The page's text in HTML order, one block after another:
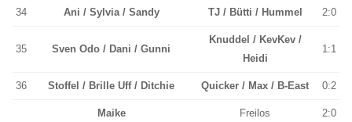
34 Ani / Sylvia / Sandy TJ / Bütti / Hummel 2:0
35 Sven Odo / Dani / Gunni
Knuddel / KevKev /
Heidi
1:1
36 Stoffel / Brille Uff / Ditchie Quicker / Max / B-East 0:2
Maike Freilos 2:0